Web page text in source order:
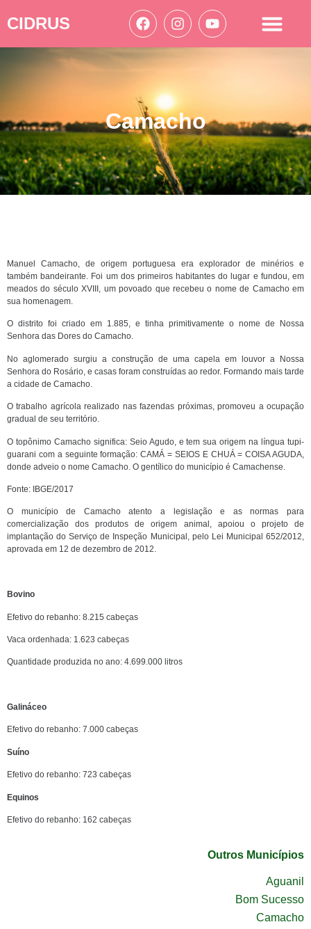
CIDRUS
Camacho
Manuel Camacho, de origem portuguesa era explorador de minérios e
também bandeirante. Foi um dos primeiros habitantes do lugar e fundou, em
meados do século XVIII, um povoado que recebeu o nome de Camacho em
sua homenagem.
O distrito foi criado em 1.885, e tinha primitivamente o nome de Nossa
Senhora das Dores do Camacho.
No aglomerado surgiu a construção de uma capela em louvor a Nossa
Senhora do Rosário, e casas foram construídas ao redor. Formando mais tarde
a cidade de Camacho.
O trabalho agrícola realizado nas fazendas próximas, promoveu a ocupação
gradual de seu território.
O topônimo Camacho significa: Seio Agudo, e tem sua origem na língua tupi-
guarani com a seguinte formação: CAMÁ = SEIOS E CHUÁ = COISA AGUDA,
donde adveio o nome Camacho. O gentílico do município é Camachense.
Fonte: IBGE/2017
O município de Camacho atento a legislação e as normas para
comercialização dos produtos de origem animal, apoiou o projeto de
implantação do Serviço de Inspeção Municipal, pelo Lei Municipal 652/2012,
aprovada em 12 de dezembro de 2012.
Bovino
Efetivo do rebanho: 8.215 cabeças
Vaca ordenhada: 1.623 cabeças
Quantidade produzida no ano: 4.699.000 litros
Galináceo
Efetivo do rebanho: 7.000 cabeças
Suíno
Efetivo do rebanho: 723 cabeças
Equinos
Efetivo do rebanho: 162 cabeças
Outros Municípios
Aguanil
Bom Sucesso
Camacho